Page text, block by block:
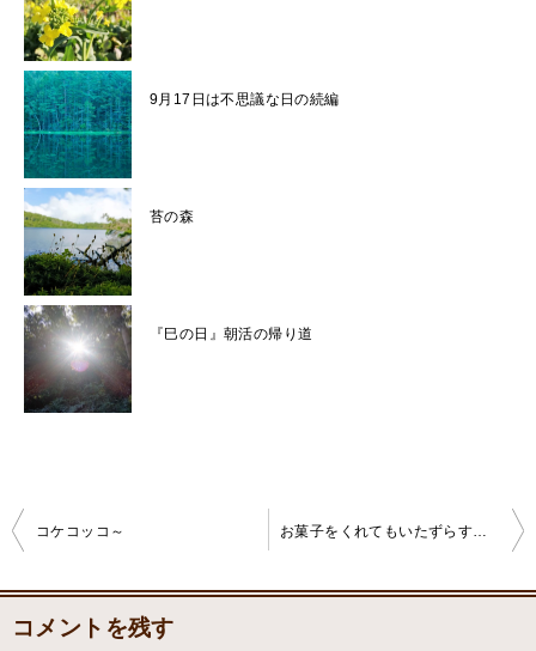
9月17日は不思議な日の続編
苔の森
『巳の日』朝活の帰り道
稿
コケコッコ～ お菓子をくれてもいたずらするぞ～（笑）
コメントを残す